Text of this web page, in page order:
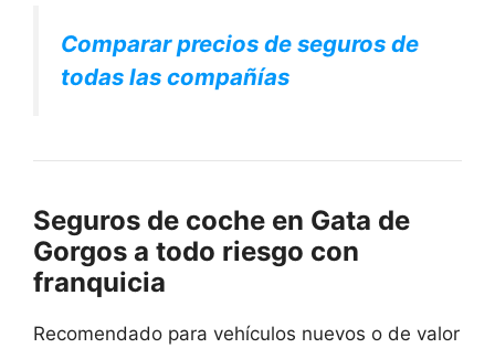
Comparar precios de seguros de
todas las compañías
Seguros de coche en Gata de
Gorgos a todo riesgo con
franquicia
Recomendado para vehículos nuevos o de valor